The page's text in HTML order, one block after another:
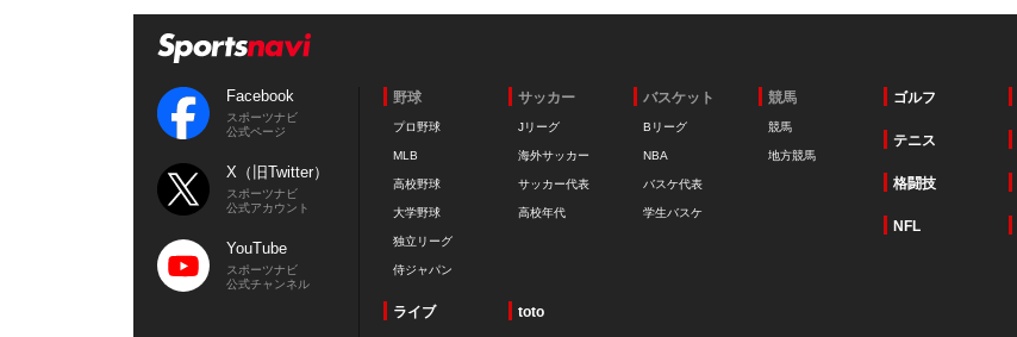
Facebook
スポーツナビ
公式ページ
X（旧Twitter）
スポーツナビ
公式アカウント
YouTube
スポーツナビ
公式チャンネル
野球
プロ野球
MLB
高校野球
大学野球
独立リーグ
侍ジャパン
サッカー
Jリーグ
海外サッカー
サッカー代表
高校年代
バスケット
Bリーグ
NBA
バスケ代表
学生バスケ
競馬
競馬
地方競馬
ゴルフ
テニス
格闘技
NFL
ライブ toto